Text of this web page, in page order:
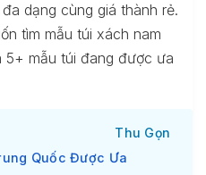
dạng cùng giá thành rẻ.
tìm mẫu túi xách nam
5+ mẫu túi đang được ưa
Quốc Được Ưa